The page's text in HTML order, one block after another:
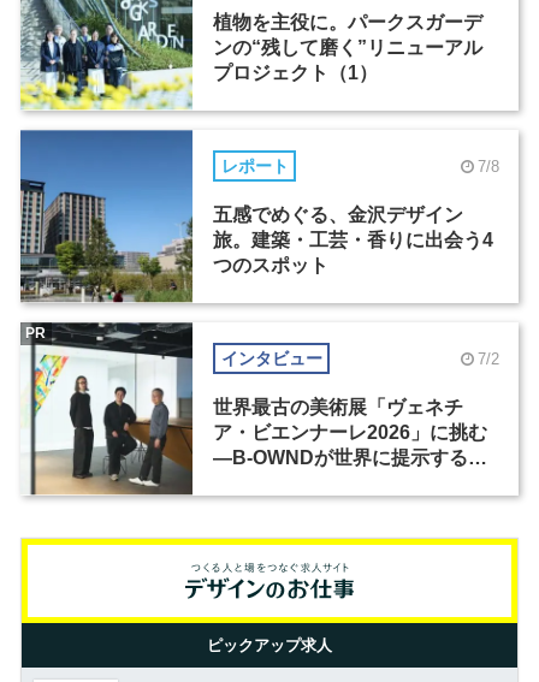
植物を主役に。パークスガーデ
ンの“残して磨く”リニューアル
プロジェクト（1）
レポート 7/8
五感でめぐる、金沢デザイン
旅。建築・工芸・香りに出会う4
つのスポット
インタビュー 7/2
世界最古の美術展「ヴェネチ
ア・ビエンナーレ2026」に挑む
―B-OWNDが世界に提示する美
PR
ピックアップ求人